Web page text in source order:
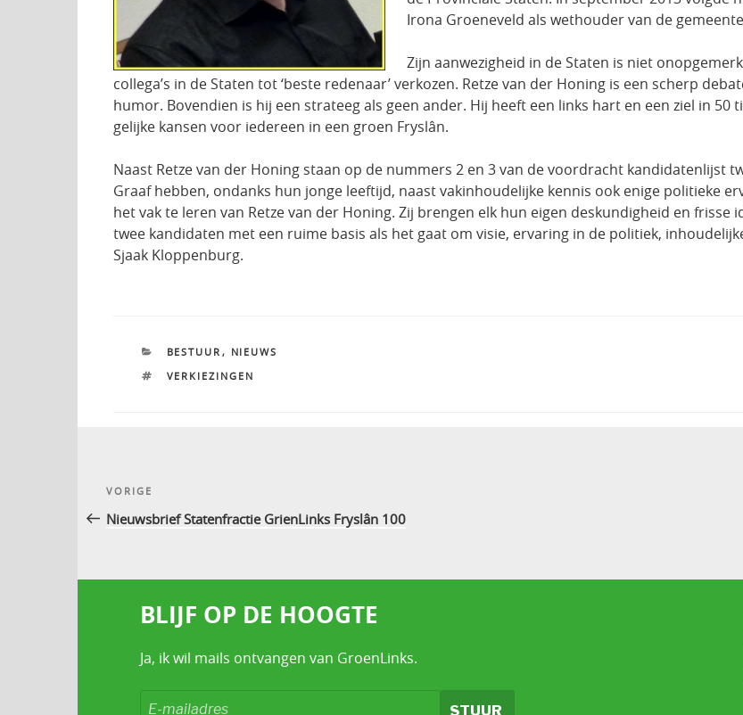
Irona Groeneveld als wethouder van de
Zijn aanwezigheid in de Staten is niet
collega’s in de Staten tot ‘beste redenaar’ verkozen. Retze van der Honing is een scherp
humor. Bovendien is hij een strateeg als geen ander. Hij heeft een links hart en een ziel in
gelijke kansen voor iedereen in een groen Fryslân.
Naast Retze van der Honing staan op de nummers 2 en 3 van de voordracht kandidatenlijst
Graaf hebben, ondanks hun jonge leeftijd, naast vakinhoudelijke kennis ook enige politieke
het vak te leren van Retze van der Honing. Zij brengen elk hun eigen deskundigheid en
twee kandidaten met een ruime basis als het gaat om visie, ervaring in de politiek,
Sjaak Kloppenburg.
CATEGORIEËN
BESTUUR , NIEUWS
TAGS
VERKIEZINGEN
Bericht
navigatie
Vorig
bericht
VORIGE
Nieuwsbrief Statenfractie GrienLinks Fryslân 100
BLIJF OP DE HOOGTE
Ja, ik wil mails ontvangen van GroenLinks.